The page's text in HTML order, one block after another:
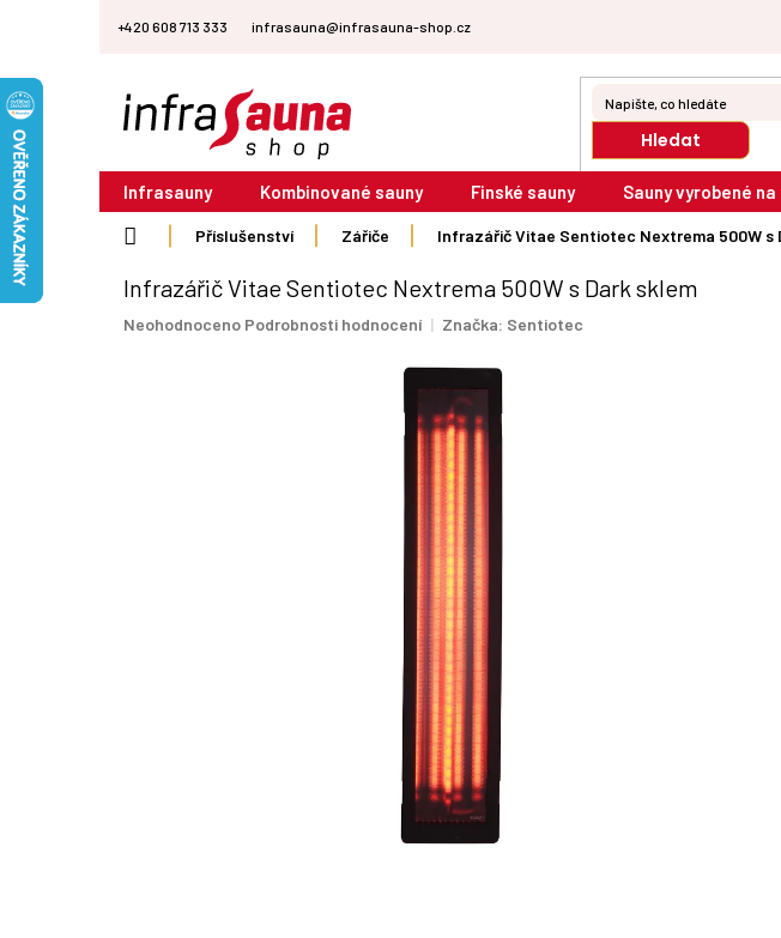
+420 608 713 333 infrasauna@infrasauna-shop.cz
Hledat
Infrasauny Kombinované sauny Finské sauny Sauny vyrobené na
Příslušenství Zářiče Infrazářič Vitae Sentiotec Nextrema 500W s
Infrazářič Vitae Sentiotec Nextrema 500W s Dark sklem
Průměrné
Neohodnoceno Podrobnosti hodnocení Značka: Sentiotec